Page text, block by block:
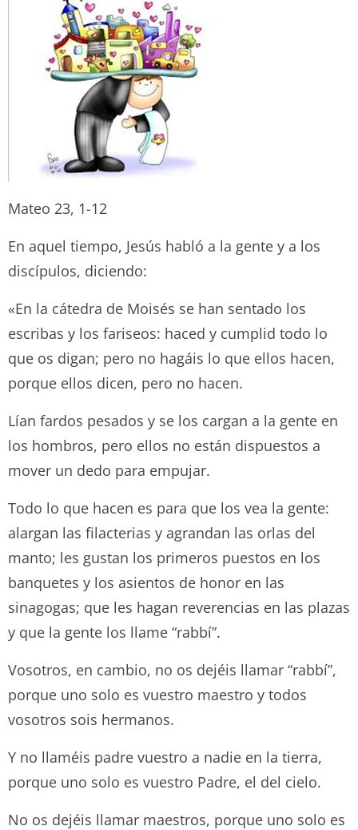
Mateo 23, 1-12
En aquel tiempo, Jesús habló a la gente y a los
discípulos, diciendo:
«En la cátedra de Moisés se han sentado los
escribas y los fariseos: haced y cumplid todo lo
que os digan; pero no hagáis lo que ellos hacen,
porque ellos dicen, pero no hacen.
Lían fardos pesados y se los cargan a la gente en
los hombros, pero ellos no están dispuestos a
mover un dedo para empujar.
Todo lo que hacen es para que los vea la gente:
alargan las filacterias y agrandan las orlas del
manto; les gustan los primeros puestos en los
banquetes y los asientos de honor en las
sinagogas; que les hagan reverencias en las plazas
y que la gente los llame “rabbí”.
Vosotros, en cambio, no os dejéis llamar “rabbí”,
porque uno solo es vuestro maestro y todos
vosotros sois hermanos.
Y no llaméis padre vuestro a nadie en la tierra,
porque uno solo es vuestro Padre, el del cielo.
No os dejéis llamar maestros, porque uno solo es